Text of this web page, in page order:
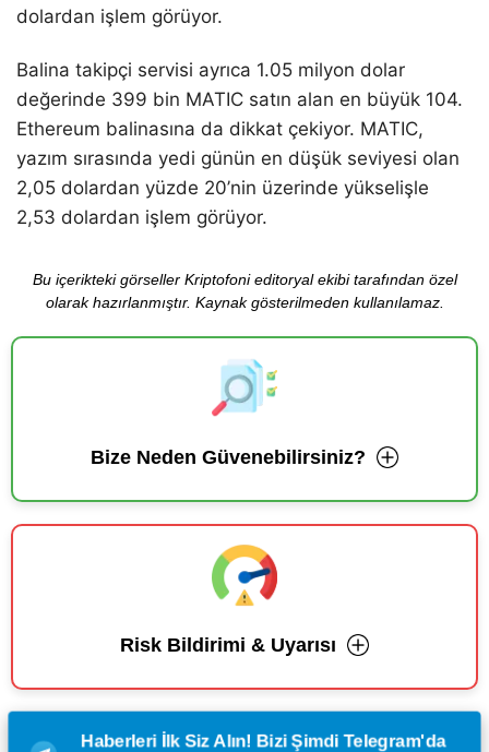
dolardan işlem görüyor.
Balina takipçi servisi ayrıca 1.05 milyon dolar
değerinde 399 bin MATIC satın alan en büyük 104.
Ethereum balinasına da dikkat çekiyor. MATIC,
yazım sırasında yedi günün en düşük seviyesi olan
2,05 dolardan yüzde 20’nin üzerinde yükselişle
2,53 dolardan işlem görüyor.
Bu içerikteki görseller Kriptofoni editoryal ekibi tarafından özel
olarak hazırlanmıştır. Kaynak gösterilmeden kullanılamaz.
Bize Neden Güvenebilirsiniz?
Risk Bildirimi & Uyarısı
Haberleri İlk Siz Alın! Bizi Şimdi Telegram'da